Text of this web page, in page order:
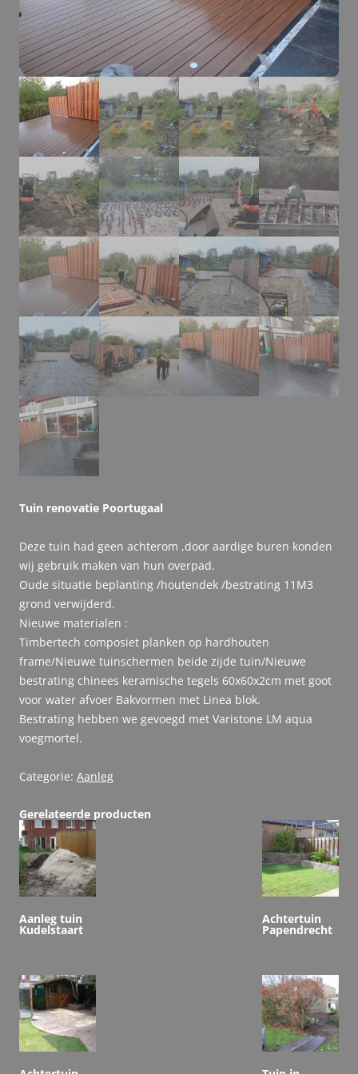
Tuin renovatie Poortugaal
Deze tuin had geen achterom ,door aardige buren konden
wij gebruik maken van hun overpad.
Oude situatie beplanting /houtendek /bestrating 11M3
grond verwijderd.
Nieuwe materialen :
Timbertech composiet planken op hardhouten
frame/Nieuwe tuinschermen beide zijde tuin/Nieuwe
bestrating chinees keramische tegels 60x60x2cm met goot
voor water afvoer Bakvormen met Linea blok.
Bestrating hebben we gevoegd met Varistone LM aqua
voegmortel.
Categorie: Aanleg
Gerelateerde producten
Aanleg tuin
Kudelstaart
Achtertuin
Papendrecht